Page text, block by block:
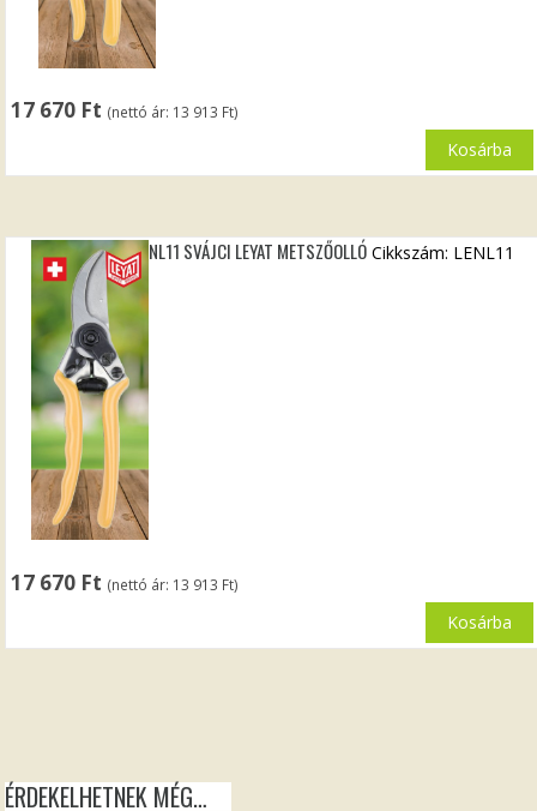
17 670 Ft (nettó ár: 13 913 Ft)
Kosárba
NL11 SVÁJCI LEYAT METSZŐOLLÓ
17 670 Ft (nettó ár: 13 913 Ft)
Cikkszám: LENL11
Kosárba
ÉRDEKELHETNEK MÉG…